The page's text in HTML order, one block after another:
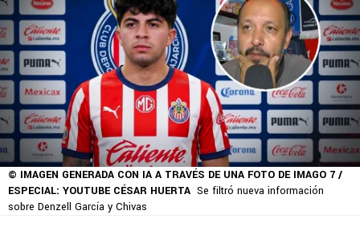
© IMAGEN GENERADA CON IA A TRAVÉS DE UNA FOTO DE IMAGO 7 /
ESPECIAL: YOUTUBE CÉSAR HUERTA Se filtró nueva información
sobre Denzell García y Chivas